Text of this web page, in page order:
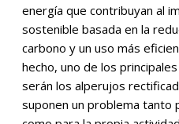
energía que contribuyan al
sostenible basada en la
carbono y un uso más
hecho, uno de los
serán los alperujos
suponen un problema tanto